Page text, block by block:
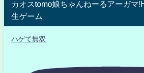
カオスtomo娘ちゃんねーるアーガマ
生ゲーム
ハゲて無双